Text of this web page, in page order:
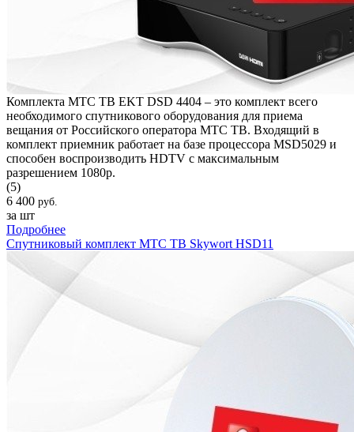
Комплекта МТС ТВ EKT DSD 4404 – это комплект всего
необходимого спутникового оборудования для приема
вещания от Российского оператора МТС ТВ. Входящий в
комплект приемник работает на базе процессора MSD5029 и
способен воспроизводить HDTV с максимальным
разрешением 1080p.
(5)
6 400 руб.
за шт
Подробнее
Спутниковый комплект МТС ТВ Skywort HSD11